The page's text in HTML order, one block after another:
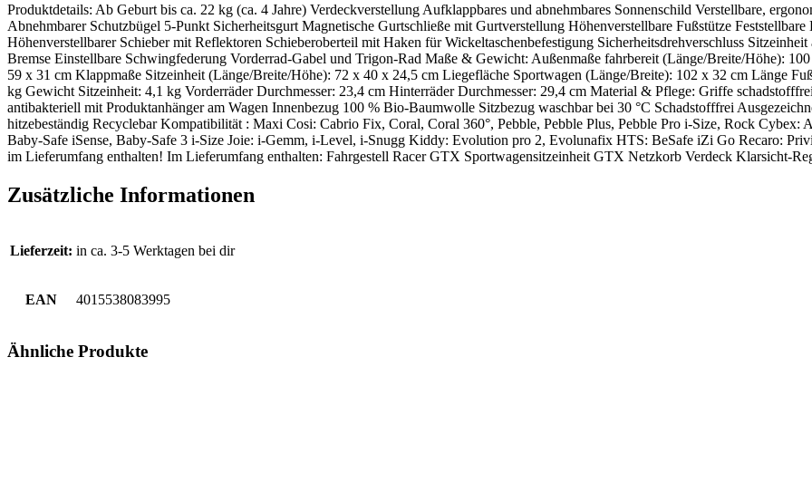
Produktdetails: Ab Geburt bis ca. 22 kg (ca. 4 Jahre) Verdeckverstellung Aufklappbares und abnehmbares Sonnenschild Verstellbare,
Abnehmbarer Schutzbügel 5-Punkt Sicherheitsgurt Magnetische Gurtschließe mit Gurtverstellung Höhenverstellbare Fußstütze
Höhenverstellbarer Schieber mit Reflektoren Schieberoberteil mit Haken für Wickeltaschenbefestigung Sicherheitsdrehverschluss
Bremse Einstellbare Schwingfederung Vorderrad-Gabel und Trigon-Rad Maße & Gewicht: Außenmaße fahrbereit (Länge/Breite/Höhe):
59 x 31 cm Klappmaße Sitzeinheit (Länge/Breite/Höhe): 72 x 40 x 24,5 cm Liegefläche Sportwagen (Länge/Breite): 102 x 32 cm Länge
kg Gewicht Sitzeinheit: 4,1 kg Vorderräder Durchmesser: 23,4 cm Hinterräder Durchmesser: 29,4 cm Material & Pflege: Griffe
antibakteriell mit Produktanhänger am Wagen Innenbezug 100 % Bio-Baumwolle Sitzbezug waschbar bei 30 °C Schadstofffrei
hitzebeständig Recyclebar Kompatibilität : Maxi Cosi: Cabrio Fix, Coral, Coral 360°, Pebble, Pebble Plus, Pebble Pro i-Size, Rock
Baby-Safe iSense, Baby-Safe 3 i-Size Joie: i-Gemm, i-Level, i-Snugg Kiddy: Evolution pro 2, Evolunafix HTS: BeSafe iZi Go Recaro:
im Lieferumfang enthalten! Im Lieferumfang enthalten: Fahrgestell Racer GTX Sportwagensitzeinheit GTX Netzkorb Verdeck Klarsicht-
Zusätzliche Informationen
Lieferzeit: in ca. 3-5 Werktagen bei dir
EAN 4015538083995
Ähnliche Produkte